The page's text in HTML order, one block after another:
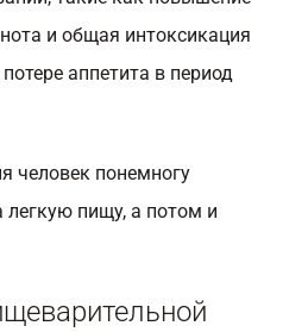
и общая интоксикация
аппетита в период
человек понемногу
легкую пищу, а потом и